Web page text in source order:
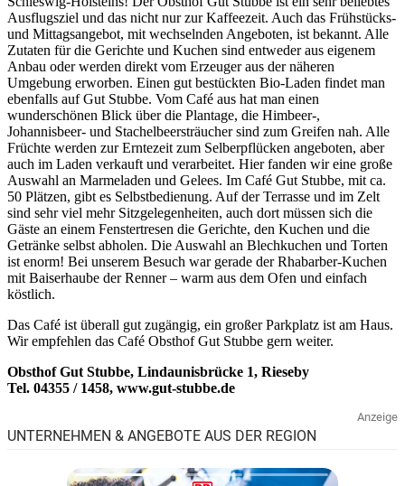
Ausflugsziel und das nicht nur zur Kaffeezeit. Auch das Frühstücks-
und Mittagsangebot, mit wechselnden Angeboten, ist bekannt. Alle
Zutaten für die Gerichte und Kuchen sind entweder aus eigenem
Anbau oder werden direkt vom Erzeuger aus der näheren
Umgebung erworben. Einen gut bestückten Bio-Laden findet man
ebenfalls auf Gut Stubbe. Vom Café aus hat man einen
wunderschönen Blick über die Plantage, die Himbeer-,
Johannisbeer- und Stachelbeersträucher sind zum Greifen nah. Alle
Früchte werden zur Erntezeit zum Selberpflücken angeboten, aber
auch im Laden verkauft und verarbeitet. Hier fanden wir eine große
Auswahl an Marmeladen und Gelees. Im Café Gut Stubbe, mit ca.
50 Plätzen, gibt es Selbstbedienung. Auf der Terrasse und im Zelt
sind sehr viel mehr Sitzgelegenheiten, auch dort müssen sich die
Gäste an einem Fenstertresen die Gerichte, den Kuchen und die
Getränke selbst abholen. Die Auswahl an Blechkuchen und Torten
ist enorm! Bei unserem Besuch war gerade der Rhabarber-Kuchen
mit Baiserhaube der Renner – warm aus dem Ofen und einfach
köstlich.
Das Café ist überall gut zugängig, ein großer Parkplatz ist am Haus.
Wir empfehlen das Café Obsthof Gut Stubbe gern weiter.
Obsthof Gut Stubbe, Lindaunisbrücke 1, Rieseby
Tel. 04355 / 1458, www.gut-stubbe.de